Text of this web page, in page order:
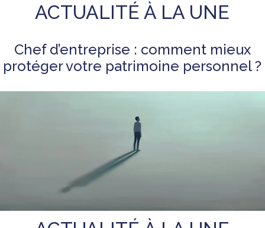
ACTUALITÉ À LA UNE
Chef d’entreprise : comment mieux
protéger votre patrimoine personnel ?